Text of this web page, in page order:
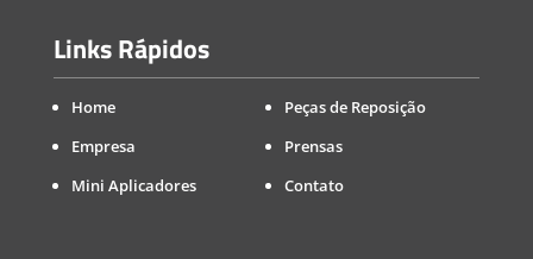
Links Rápidos
Home
Empresa
Mini Aplicadores
Peças de Reposição
Prensas
Contato